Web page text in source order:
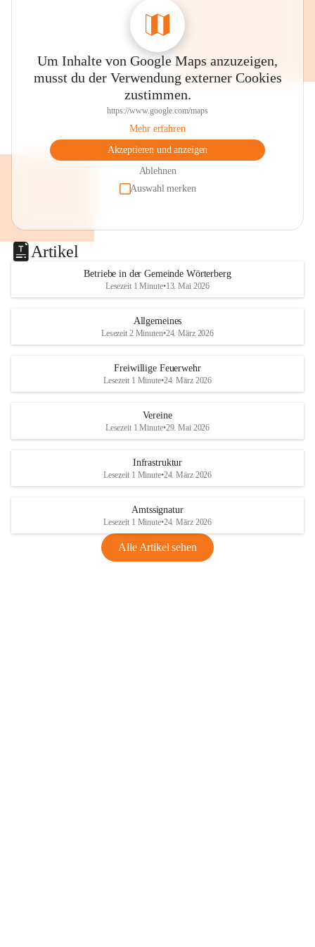
Um Inhalte von Google Maps anzuzeigen,
musst du der Verwendung externer Cookies
zustimmen.
https://www.google.com/maps
Mehr erfahren
Akzeptieren und anzeigen
Ablehnen
Auswahl merken
Artikel
Betriebe in der Gemeinde Wörterberg
Lesezeit 1 Minute•13. Mai 2026
Allgemeines
Lesezeit 2 Minuten•24. März 2026
Freiwillige Feuerwehr
Lesezeit 1 Minute•24. März 2026
Vereine
Lesezeit 1 Minute•29. Mai 2026
Infrastruktur
Lesezeit 1 Minute•24. März 2026
Amtssignatur
Lesezeit 1 Minute•24. März 2026
Alle Artikel sehen